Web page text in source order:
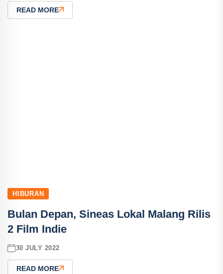
READ MORE
HIBURAN
Bulan Depan, Sineas Lokal Malang Rilis
2 Film Indie
30 JULY 2022
READ MORE